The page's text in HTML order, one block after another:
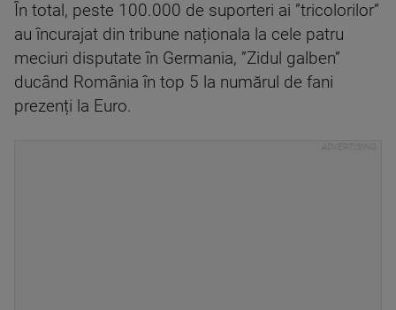
În total, peste 100.000 de suporteri ai ”tricolorilor”
au încurajat din tribune naționala la cele patru
meciuri disputate în Germania, ”Zidul galben”
ducând România în top 5 la numărul de fani
prezenți la Euro.